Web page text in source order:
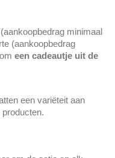
minimaal
(aankoopbedrag
een cadeautje uit de
een variëteit aan